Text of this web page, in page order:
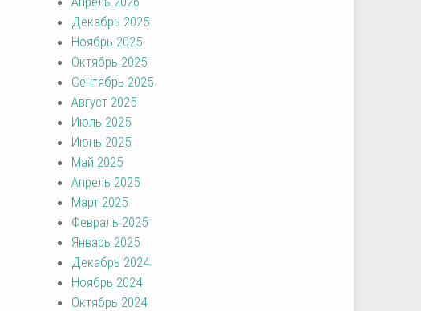
Декабрь 2025
Ноябрь 2025
Октябрь 2025
Сентябрь 2025
Август 2025
Июль 2025
Июнь 2025
Май 2025
Апрель 2025
Март 2025
Февраль 2025
Январь 2025
Декабрь 2024
Ноябрь 2024
Октябрь 2024